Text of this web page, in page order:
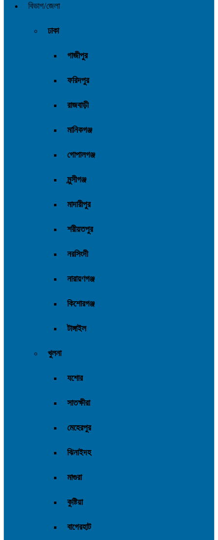
বিভাগ/জেলা
ঢাকা
গাজীপুর
ফরিদপুর
রাজবাড়ী
মানিকগঞ্জ
গোপালগঞ্জ
মুন্সীগঞ্জ
মাদারীপুর
শরীয়তপুর
নরসিংদী
নারায়ণগঞ্জ
কিশোরগঞ্জ
টাঙ্গাইল
খুলনা
যশোর
সাতক্ষীরা
মেহেরপুর
ঝিনাইদহ
মাগুরা
কুষ্টিয়া
বাগেরহাট